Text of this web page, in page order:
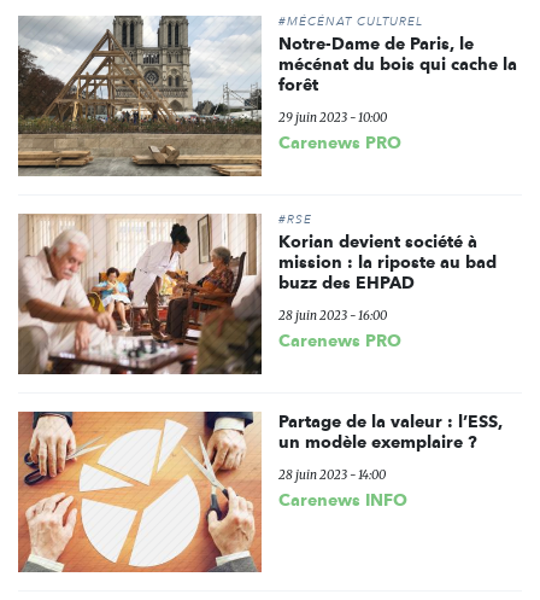
#MÉCÉNAT CULTUREL
Notre-Dame de Paris, le
mécénat du bois qui cache la
forêt
29 juin 2023 - 10:00
Carenews PRO
#RSE
Korian devient société à
mission : la riposte au bad
buzz des EHPAD
28 juin 2023 - 16:00
Carenews PRO
Partage de la valeur : l’ESS,
un modèle exemplaire ?
28 juin 2023 - 14:00
Carenews INFO